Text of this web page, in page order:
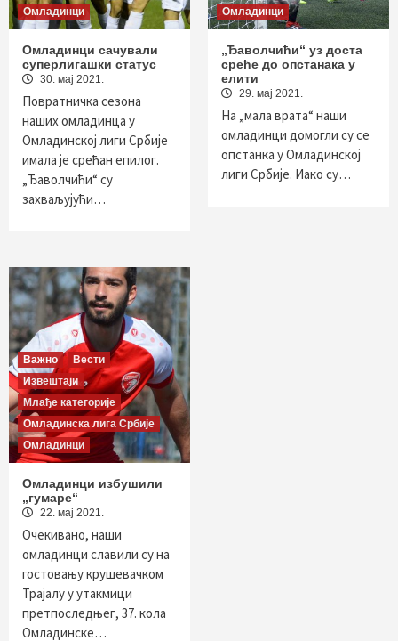
Омладинци
Омладинци сачували
суперлигашки статус
30. мај 2021.
Повратничка сезона
наших омладинца у
Омладинској лиги Србије
имала је срећан епилог.
„Ђаволчићи“ су
захваљујући…
Омладинци
„Ђаволчићи“ уз доста
среће до опстанака у
елити
29. мај 2021.
На „мала врата“ наши
омладинци домогли су се
опстанка у Омладинској
лиги Србије. Иако су…
Важно
Вести
Извештаји
Млађе категорије
Омладинска лига Србије
Омладинци
Oмладинци избушили
„гумаре“
22. мај 2021.
Очекивано, наши
омладинци славили су на
гостовању крушевачком
Трајалу у утакмици
претпоследњег, 37. кола
Омладинске…